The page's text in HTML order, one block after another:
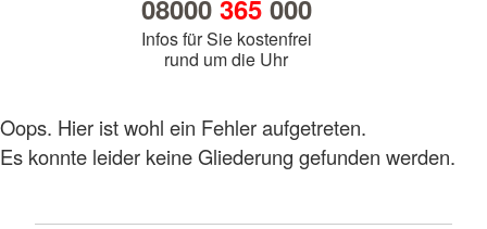
08000 365000
Infos für Sie kostenfrei
rund um die Uhr
Oops. Hier ist wohl ein Fehler aufgetreten.
Es konnte leider keine Gliederung gefunden werden.